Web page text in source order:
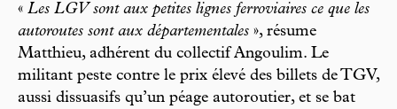
« Les LGV sont aux petites lignes ferroviaires ce que les
autoroutes sont aux départementales », résume
Matthieu, adhérent du collectif Angoulim. Le
militant peste contre le prix élevé des billets de TGV,
aussi dissuasifs qu’un péage autoroutier, et se bat